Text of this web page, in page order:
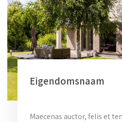
Eigendomsnaam
Maecenas auctor, felis et